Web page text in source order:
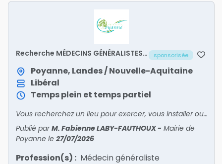
Recherche MÉDECINS GÉNÉRALISTES
l'installation
sponsorisée
Poyanne, Landes / Nouvelle-Aquitaine
Libéral
Temps plein et temps partiel
Vous recherchez un lieu pour exercer, vous installer ou développer votre activité ?Poyanne vous attend.Renseignements auprès de la Mairie Tel : 05 58 98 92 72 ; Mail : mairie@poyanne.frDisponibilit
Publié parM. Fabienne LABY-FAUTHOUX- Mairie de
Poyanne le 27/07/2026
Profession(s) : Médecin généraliste